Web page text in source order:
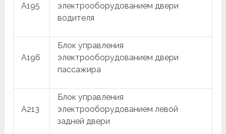
A195
электрооборудованием двери
водителя
A196
Блок управления
электрооборудованием двери
пассажира
A213
Блок управления
электрооборудованием левой
задней двери